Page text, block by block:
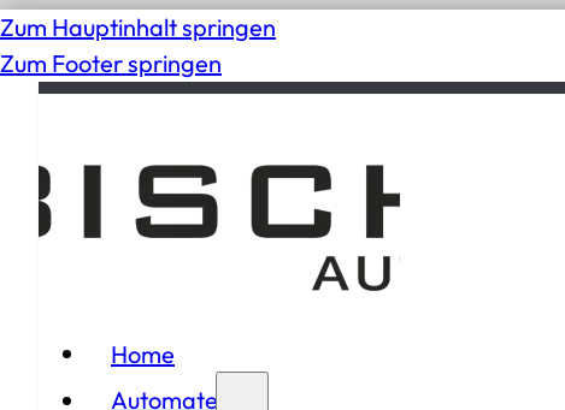
Zum Hauptinhalt springen
Zum Footer springen
Home
Automaten